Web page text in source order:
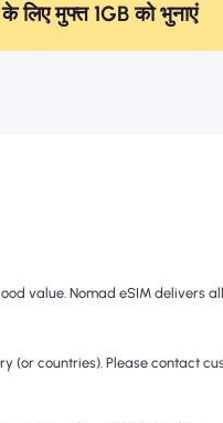
लिए मुफ्त 1GB को भुनाएं
value. Nomad eSIM
countries). Please contact